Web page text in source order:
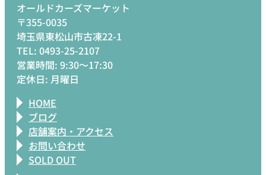
オールドカーズマーケット
〒355-0035
埼玉県東松山市古凍22-1
TEL: 0493-25-2107
営業時間: 9:30～17:30
定休日: 月曜日
HOME
ブログ
店舗案内・アクセス
お問い合わせ
SOLD OUT